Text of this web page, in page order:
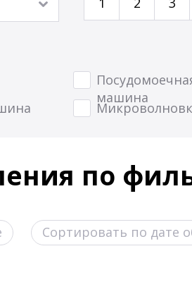
машина
по
Сортировать по дате